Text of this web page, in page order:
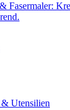
Fasermaler:
Utensilien